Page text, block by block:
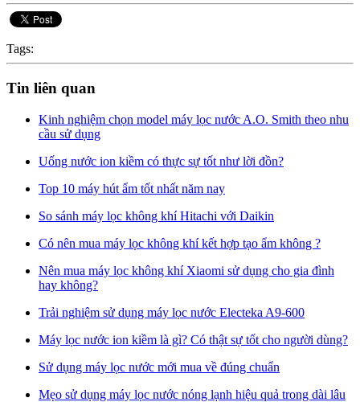
Tags:
Tin liên quan
Kinh nghiệm chọn model máy lọc nước A.O. Smith theo nhu
cầu sử dụng
Uống nước ion kiềm có thực sự tốt như lời đồn?
Top 10 máy hút ẩm tốt nhất năm nay
So sánh máy lọc không khí Hitachi với Daikin
Có nên mua máy lọc không khí kết hợp tạo ẩm không ?
Nên mua máy lọc không khí Xiaomi sử dụng cho gia đình
hay không?
Trải nghiệm sử dụng máy lọc nước Electeka A9-600
Máy lọc nước ion kiềm là gì? Có thật sự tốt cho người dùng?
Sử dụng máy lọc nước mới mua về đúng chuẩn
Mẹo sử dụng máy lọc nước nóng lạnh hiệu quả trong dài lâu